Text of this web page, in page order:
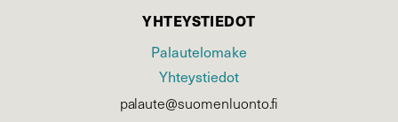
YHTEYSTIEDOT
Palautelomake
Yhteystiedot
palaute@suomenluonto.fi